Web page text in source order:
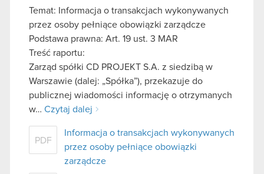
Temat: Informacja o transakcjach wykonywanych
przez osoby pełniące obowiązki zarządcze
Podstawa prawna: Art. 19 ust. 3 MAR
Treść raportu:
Zarząd spółki CD PROJEKT S.A. z siedzibą w
Warszawie (dalej: „Spółka”), przekazuje do
publicznej wiadomości informację o otrzymanych
w… Czytaj dalej
PDF
Informacja o transakcjach wykonywanych
przez osoby pełniące obowiązki
zarządcze